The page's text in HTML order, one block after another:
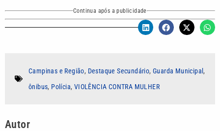
Continua após a publicidade
Campinas e Região, Destaque Secundário,Guarda Municipal ,
ônibus, Polícia, VIOLÊNCIA CONTRA MULHER
Autor